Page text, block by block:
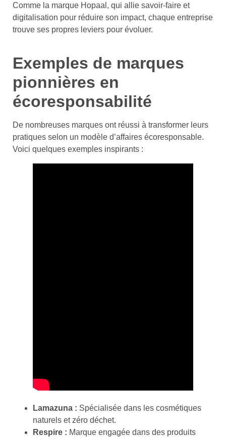
Comme la marque Hopaal, qui allie savoir-faire et
digitalisation pour réduire son impact, chaque entreprise
trouve ses propres leviers pour évoluer.
Exemples de marques
pionnières en
écoresponsabilité
De nombreuses marques ont réussi à transformer leurs
pratiques selon un modèle d’affaires écoresponsable.
Voici quelques exemples inspirants :
Lamazuna : Spécialisée dans les cosmétiques
naturels et zéro déchet.
Respire : Marque engagée dans des produits